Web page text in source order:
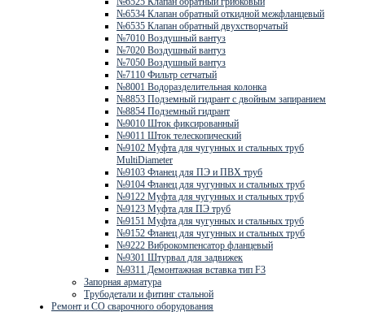
№6534 Клапан обратный откидной межфланцевый
№6535 Клапан обратный двухстворчатый
№7010 Воздушный вантуз
№7020 Воздушный вантуз
№7050 Воздушный вантуз
№7110 Фильтр сетчатый
№8001 Водоразделительная колонка
№8853 Подземный гидрант с двойным запиранием
№8854 Подземный гидрант
№9010 Шток фиксированный
№9011 Шток телескопический
№9102 Муфта для чугунных и стальных труб
MultiDiameter
№9103 Фланец для ПЭ и ПВХ труб
№9104 Фланец для чугунных и стальных труб
№9122 Муфта для чугунных и стальных труб
№9123 Муфта для ПЭ труб
№9151 Муфта для чугунных и стальных труб
№9152 Фланец для чугунных и стальных труб
№9222 Виброкомпенсатор фланцевый
№9301 Штурвал для задвижек
№9311 Демонтажная вставка тип F3
Запорная арматура
Трубодетали и фитинг стальной
Ремонт и СО сварочного оборудования